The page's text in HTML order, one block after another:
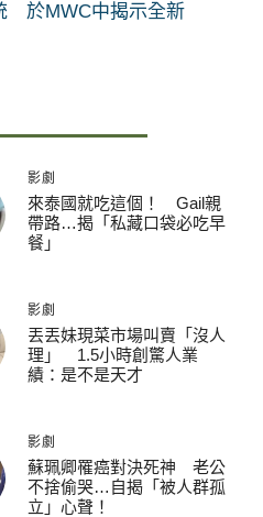
於MWC中揭示全新
影劇
來泰國就吃這個！ Gail親
帶路…揭「私藏口袋必吃早
餐」
影劇
丟丟妹現菜市場叫賣「沒人
理」 1.5小時創驚人業
績：是不是天才
影劇
蘇珮卿罹癌對決死神 老公
不捨偷哭…自揭「被人群孤
立」心聲！